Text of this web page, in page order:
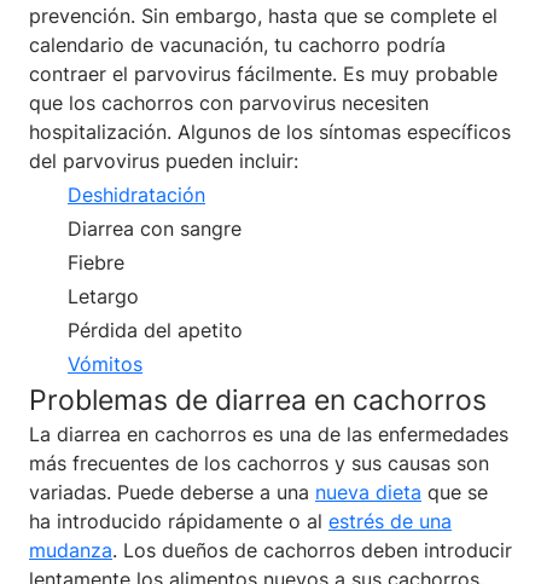
prevención. Sin embargo, hasta que se complete el
calendario de vacunación, tu cachorro podría
contraer el parvovirus fácilmente. Es muy probable
que los cachorros con parvovirus necesiten
hospitalización. Algunos de los síntomas específicos
del parvovirus pueden incluir:
Deshidratación
Diarrea con sangre
Fiebre
Letargo
Pérdida del apetito
Vómitos
Problemas de diarrea en cachorros
La diarrea en cachorros es una de las enfermedades
más frecuentes de los cachorros y sus causas son
variadas. Puede deberse a una nueva dieta que se
ha introducido rápidamente o al estrés de una
mudanza. Los dueños de cachorros deben introducir
lentamente los alimentos nuevos a sus cachorros.